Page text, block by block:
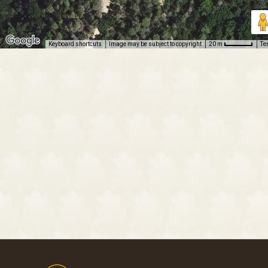
Keyboard shortcuts Image may be subject to copyright 20 m